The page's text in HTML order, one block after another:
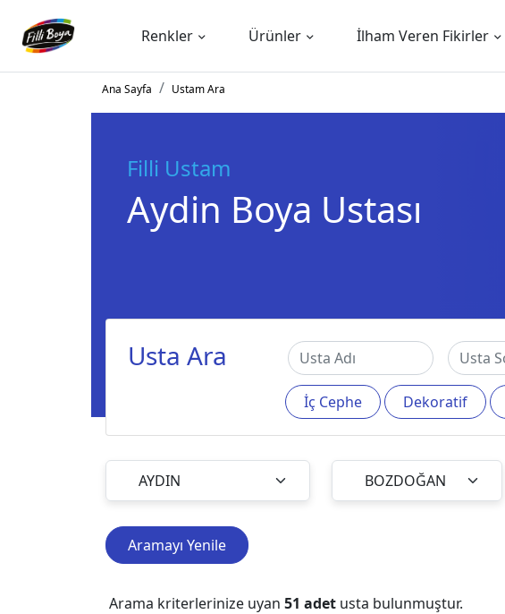
Renkler Ürünler İlham Veren Fikirler
Ana Sayfa Ustam Ara
Filli Ustam
Aydin Boya Ustası
Usta Ara
İç Cephe Dekoratif
Aramayı Yenile
Arama kriterlerinize uyan 51 adet usta bulunmuştur.